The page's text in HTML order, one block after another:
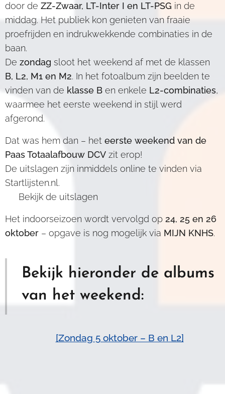
door de ZZ-Zwaar, LT-Inter I en LT-PSG in de
middag. Het publiek kon genieten van fraaie
proefrijden en indrukwekkende combinaties in de
baan.
De zondag sloot het weekend af met de klassen
B, L2, M1 en M2. In het fotoalbum zijn beelden te
vinden van de klasse B en enkele L2-combinaties,
waarmee het eerste weekend in stijl werd
afgerond.
Dat was hem dan – het eerste weekend van de
Paas Totaalafbouw DCV zit erop!
De uitslagen zijn inmiddels online te vinden via
Startlijsten.nl.
👉 Bekijk de uitslagen
Het indoorseizoen wordt vervolgd op 24, 25 en 26
oktober – opgave is nog mogelijk via MIJN KNHS.
Bekijk hieronder de albums
van het weekend:
[Zondag 5 oktober – B en L2]